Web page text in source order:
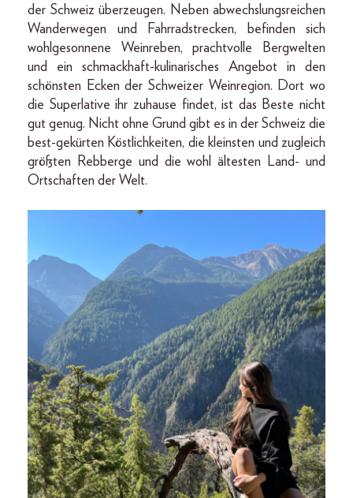
der Schweiz überzeugen. Neben abwechslungsreichen
Wanderwegen und Fahrradstrecken, befinden sich
wohlgesonnene Weinreben, prachtvolle Bergwelten
und ein schmackhaft-kulinarisches Angebot in den
schönsten Ecken der Schweizer Weinregion. Dort wo
die Superlative ihr zuhause findet, ist das Beste nicht
gut genug. Nicht ohne Grund gibt es in der Schweiz die
best-gekürten Köstlichkeiten, die kleinsten und zugleich
größten Rebberge und die wohl ältesten Land- und
Ortschaften der Welt.